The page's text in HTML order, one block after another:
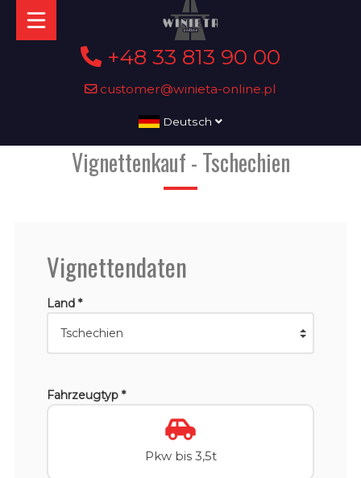
+48 33 813 90 00
customer@winieta-online.pl
Deutsch
Vignettenkauf - Tschechien
Vignettendaten
Land *
Fahrzeugtyp *
Pkw bis 3,5t